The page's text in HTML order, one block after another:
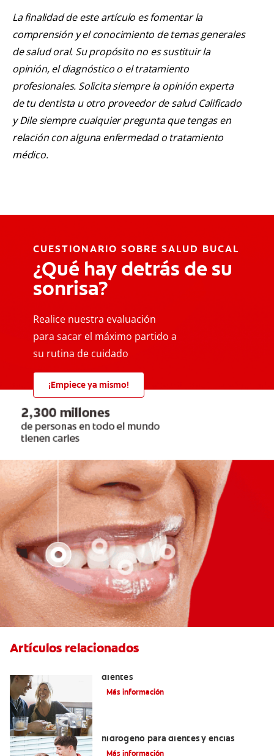
La finalidad de este artículo es fomentar la
comprensión y el conocimiento de temas generales
de salud oral. Su propósito no es sustituir la
opinión, el diagnóstico o el tratamiento
profesionales. Solicita siempre la opinión experta
de tu dentista u otro proveedor de salud Calificado
y Dile siempre cualquier pregunta que tengas en
relación con alguna enfermedad o tratamiento
médico.
CUESTIONARIO SOBRE SALUD BUCAL
¿Qué hay detrás de su
sonrisa?
Realice nuestra evaluación
para sacar el máximo partido a
su rutina de cuidado
¡Empiece ya mismo!
Artículos relacionados
dientes
Más información
hidrógeno para dientes y encías
Más información